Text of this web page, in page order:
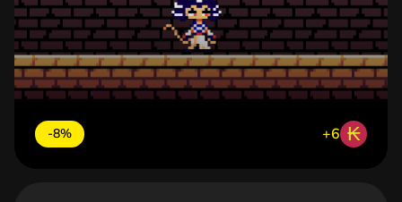
-8% +6 ₭